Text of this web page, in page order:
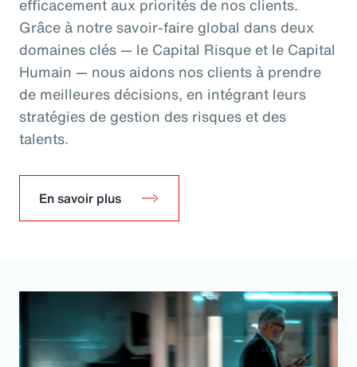
efficacement aux priorités de nos clients.
Grâce à notre savoir-faire global dans deux
domaines clés — le Capital Risque et le Capital
Humain — nous aidons nos clients à prendre
de meilleures décisions, en intégrant leurs
stratégies de gestion des risques et des
talents.
En savoir plus